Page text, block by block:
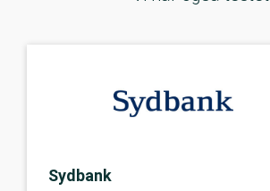
Sydbank